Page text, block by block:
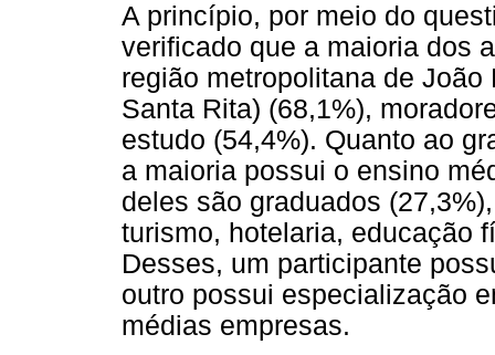
A princípio, por meio do
verificado que a maioria dos
região metropolitana de
Santa Rita) (68,1%),
estudo (54,4%). Quanto ao
a maioria possui o ensino
deles são graduados
turismo, hotelaria, educação
Desses, um participante
outro possui especialização
médias empresas.